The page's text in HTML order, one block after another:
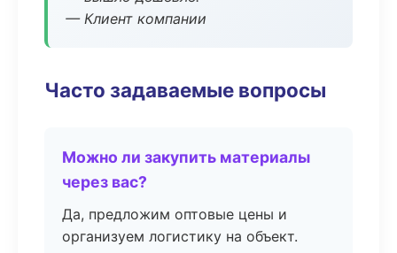
— Клиент компании
Часто задаваемые вопросы
Можно ли закупить материалы
через вас?
Да, предложим оптовые цены и
организуем логистику на объект.